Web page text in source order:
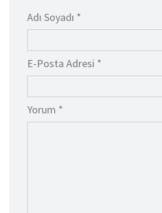
Adı Soyadı *
E-Posta Adresi *
Yorum *